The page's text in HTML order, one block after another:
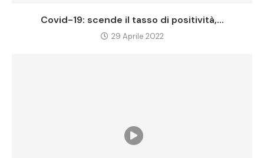
Covid-19: scende il tasso di positività,...
29 Aprile 2022